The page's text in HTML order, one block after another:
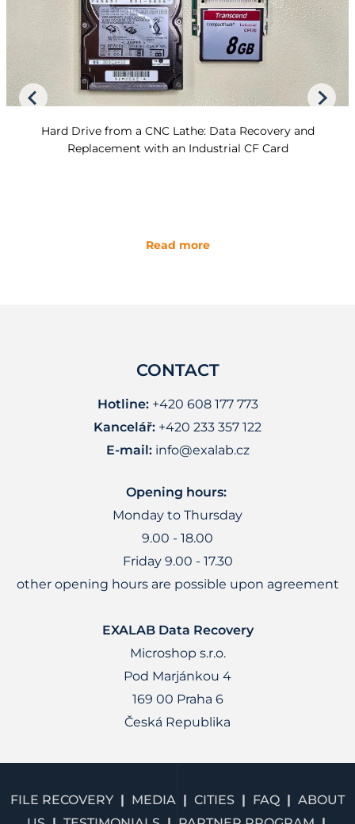
Hard Drive from a CNC Lathe: Data Recovery and
Replacement with an Industrial CF Card
Read more
CONTACT
Hotline:+420 608 177 773
Kancelář: +420 233 357 122
E-mail: info@exalab.cz
Opening hours:
Monday to Thursday
9.00 - 18.00
Friday 9.00 - 17.30
other opening hours are possible upon agreement
EXALAB Data Recovery
Microshop s.r.o.
Pod Marjánkou 4
169 00 Praha 6
Česká Republika
FILE RECOVERY MEDIA CITIES FAQ
ABOUT